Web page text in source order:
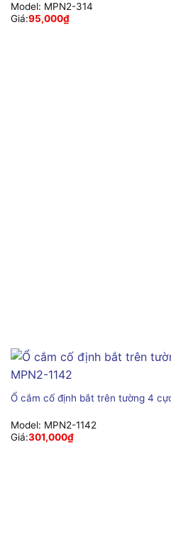
Model: MPN2-314
Giá:95,000₫
Ổ cắm cố định bắt trên tường 4
Model: MPN2-1142
Giá:301,000₫